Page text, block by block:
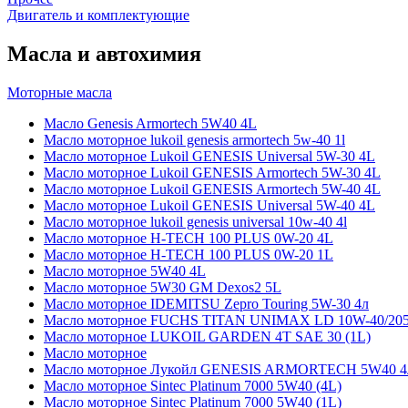
Двигатель и комплектующие
Масла и автохимия
Моторные масла
Масло Genesis Armortech 5W40 4L
Масло моторное lukoil genesis armortech 5w-40 1l
Масло моторное Lukoil GENESIS Universal 5W-30 4L
Масло моторное Lukoil GENESIS Armortech 5W-30 4L
Масло моторное Lukoil GENESIS Armortech 5W-40 4L
Масло моторное Lukoil GENESIS Universal 5W-40 4L
Масло моторное lukoil genesis universal 10w-40 4l
Масло моторное H-TECH 100 PLUS 0W-20 4L
Масло моторное H-TECH 100 PLUS 0W-20 1L
Масло моторное 5W40 4L
Масло моторное 5W30 GM Dexos2 5L
Масло моторное IDEMITSU Zepro Touring 5W-30 4л
Масло моторное FUCHS TITAN UNIMAX LD 10W-40/
Масло моторное LUKOIL GARDEN 4Т SAE 30 (1L)
Масло моторное
Масло моторное Лукойл GENESIS ARMORTECH 5W40
Масло моторное Sintec Platinum 7000 5W40 (4L)
Масло моторное Sintec Platinum 7000 5W40 (1L)